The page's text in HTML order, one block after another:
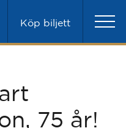
Köp biljett
75 år!